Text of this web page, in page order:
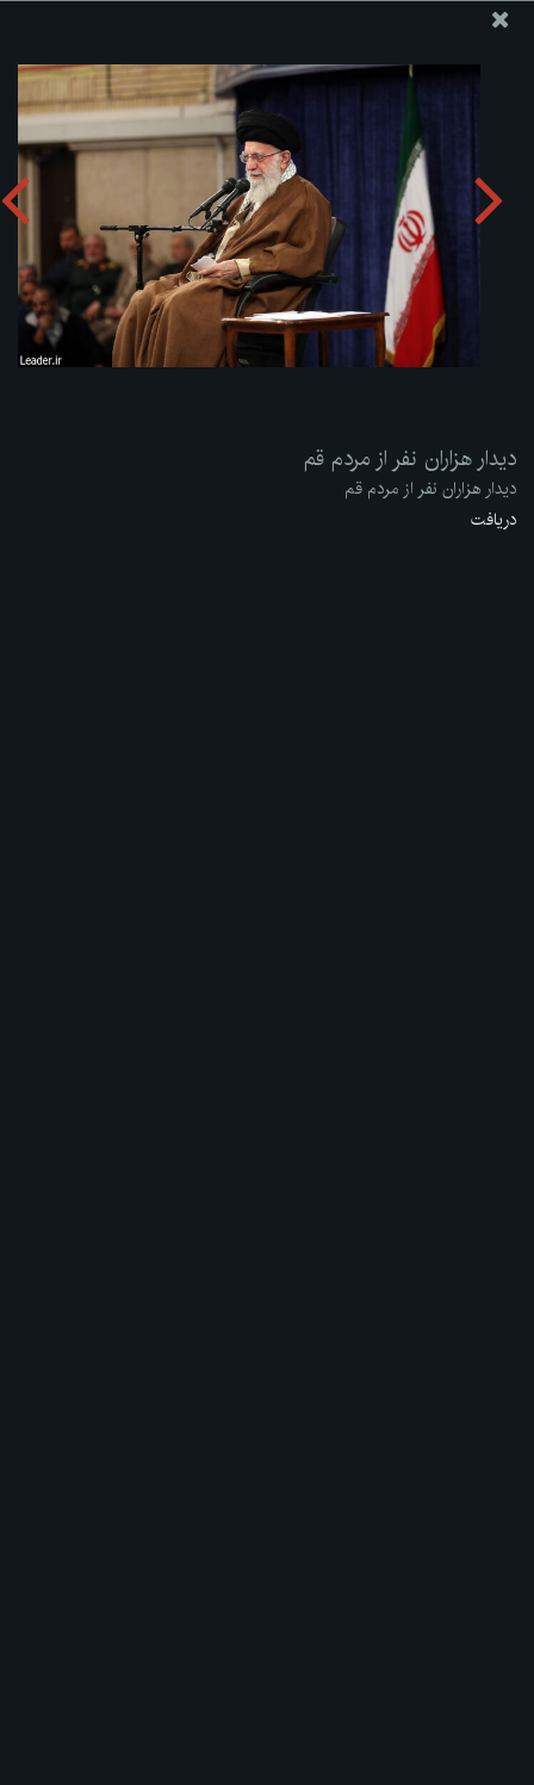
ارسال نامه
وجوهات
دیدار هزاران نفر از مردم قم دریافت آلبوم: zip
دیدار هزاران نفر از مردم قم
دیدار هزاران نفر از مردم قم
دریافت